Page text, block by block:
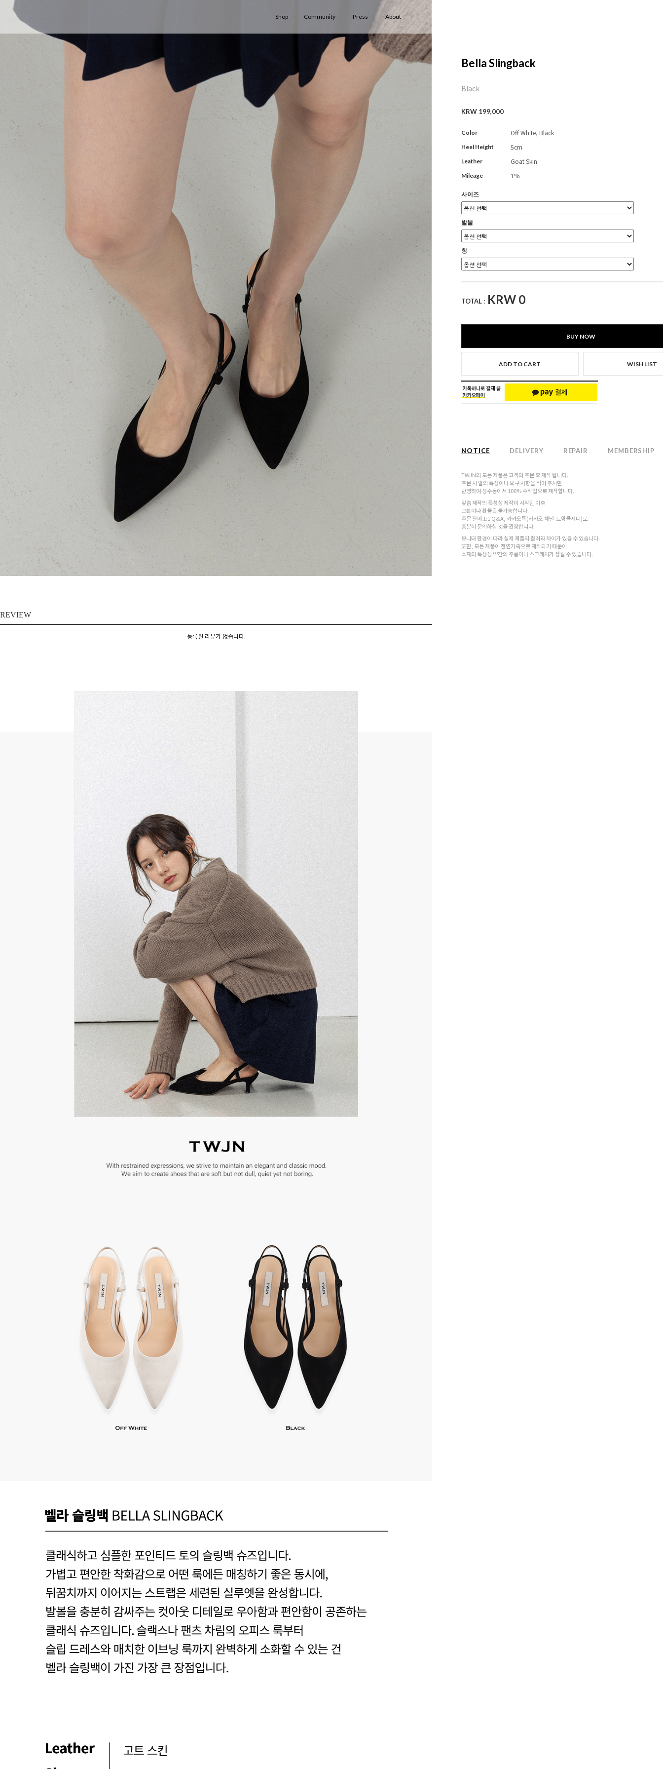
Shop Community Press About
Bella Slingback
Black
KRW 199,000
Color Off White, Black
Heel Height 5cm
Leather Goat Skin
Mileage 1%
사이즈
발볼
창
TOTAL : KRW 0
BUY NOW
ADD TO CART WISH LIST
NOTICE
TWJN의 모든 제품은 고객의 주문 후 제작 됩니다.
주문 시 발의 특성이나 요구 사항을 적어 주시면
반영하여 성수동에서 100% 수작업으로 제작합니다.
맞춤 제작의 특성상 제작이 시작된 이후
교환이나 환불은 불가능합니다.
주문 전에 1:1 Q&A, 카카오톡(카카오 채널-트윙클제니)로
충분히 문의하실 것을 권장합니다.
모니터 환경에 따라 실제 제품의 컬러와 차이가 있을 수 있습니다.
또한, 모든 제품이 천연가죽으로 제작되기 때문에
소재의 특성상 약간의 주름이나 스크레치가 생길 수 있습니다.
DELIVERY REPAIR MEMBERSHIP
REVIEW
등록된 리뷰가 없습니다.